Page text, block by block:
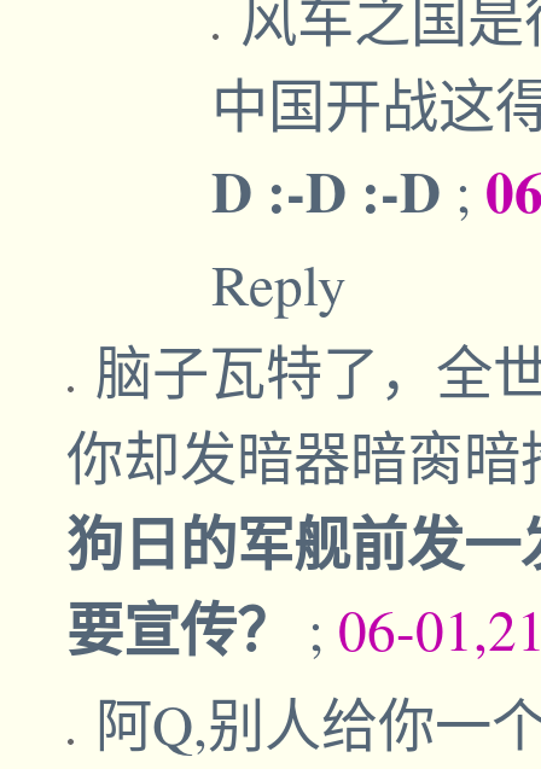
风车之国
中国开战这
D :-D :-D ;
Reply
脑子瓦特了，全
你却发暗器暗脔
狗日的军舰前发
要宣传？ ; 06-
阿Q,别人给你一